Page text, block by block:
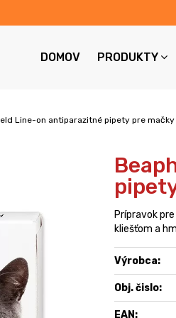
DOMOV PRODUKTY
Line-on antiparazitné pipety pre mačky
Prípravok
kliešťom a
Výrobca:
Obj. čislo:
EAN: